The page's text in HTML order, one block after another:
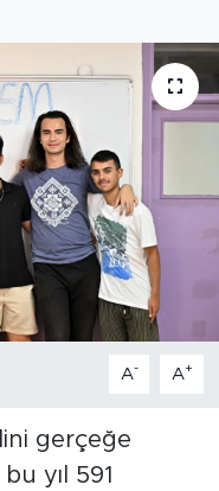
A- A+
gerçeğe
yıl 591